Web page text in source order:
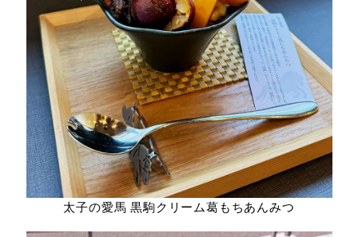
太子の愛馬 黒駒クリーム葛もちあんみつ